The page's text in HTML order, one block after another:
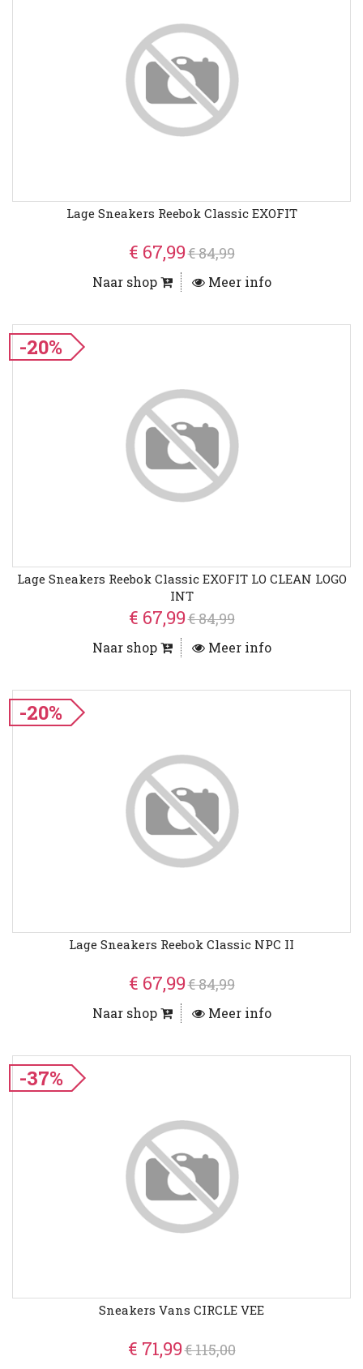
Lage Sneakers Reebok Classic EXOFIT
€ 67,99€ 84,99
Naar shop Meer info
-20%
Lage Sneakers Reebok Classic EXOFIT LO CLEAN LOGO
INT
€ 67,99€ 84,99
Naar shop Meer info
-20%
Lage Sneakers Reebok Classic NPC II
€ 67,99€ 84,99
Naar shop Meer info
-37%
Sneakers Vans CIRCLE VEE
€ 71,99€ 115,00